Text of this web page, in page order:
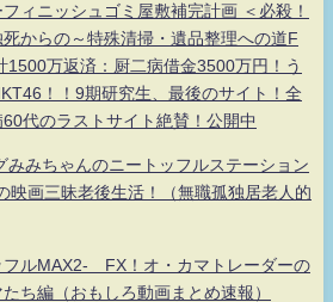
ィニッシュゴミ屋敷補完計画 ＜必殺！
からの～特殊清掃・遺品整理への道F
1500万返済：厨二病借金3500万円！う
！！9期研究生、最後のサイト！全
代のラストサイト絶賛！公開中
みみちゃんのニートッフルステーション
映画三昧老後生活！（無職孤独居老人的
フルMAX2- FX！オ・カマトレーダーの
ち編（おもしろ動画まとめ速報）